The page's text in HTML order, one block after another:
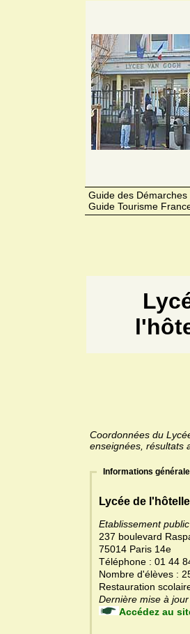
Guide des
Guide Tourisme
Coordonnées du
enseignées, résultats
Informations
Lycée de
Etablissement public
237 boulevard
75014 Paris 14e
Téléphone : 01 44
Nombre d'élèves :
Restauration